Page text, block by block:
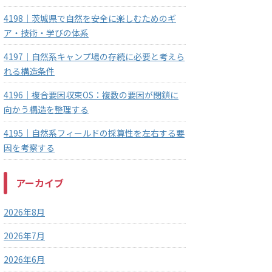
4198｜茨城県で自然を安全に楽しむためのギ
ア・技術・学びの体系
4197｜自然系キャンプ場の存続に必要と考えら
れる構造条件
4196｜複合要因収束OS：複数の要因が閉鎖に
向かう構造を整理する
4195｜自然系フィールドの採算性を左右する要
因を考察する
アーカイブ
2026年8月
2026年7月
2026年6月